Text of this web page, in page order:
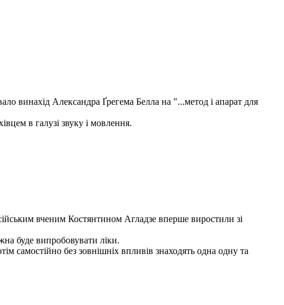
винахід Александра Ґрегема Белла на "...метод і апарат для
в галузі звуку і мовлення.
вченим Костянтином Агладзе вперше виростили зі
буде випробовувати ліки.
самостійно без зовнішніх впливів знаходять одна одну та